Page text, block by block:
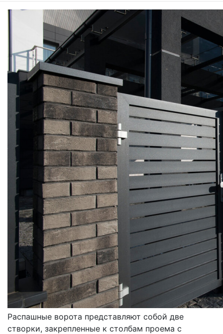
РАСПАШНЫЕ
Распашные ворота представляют собой две
створки, закрепленные к столбам проема с